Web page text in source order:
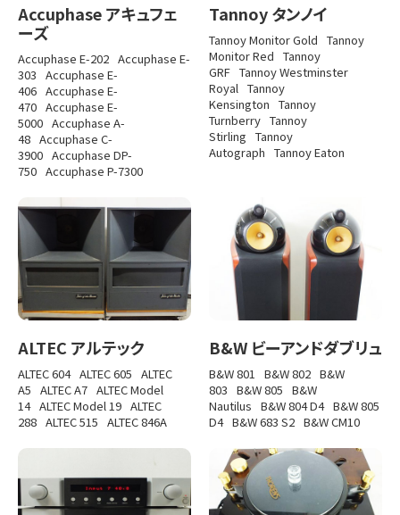
Accuphase アキュフェ
ーズ
Accuphase E-202 Accuphase E-
303 Accuphase E-
406 Accuphase E-
470 Accuphase E-
5000 Accuphase A-
48 Accuphase C-
3900 Accuphase DP-
750 Accuphase P-7300
Tannoy タンノイ
Tannoy Monitor Gold Tannoy
Monitor Red Tannoy
GRF Tannoy Westminster
Royal Tannoy
Kensington Tannoy
Turnberry Tannoy
Stirling Tannoy
Autograph Tannoy Eaton
ALTEC アルテック
ALTEC 604 ALTEC 605 ALTEC
A5 ALTEC A7 ALTEC Model
14 ALTEC Model 19 ALTEC
288 ALTEC 515 ALTEC 846A
B&W ビーアンドダブリュ
B&W 801 B&W 802 B&W
803 B&W 805 B&W
Nautilus B&W 804 D4 B&W 805
D4 B&W 683 S2 B&W CM10